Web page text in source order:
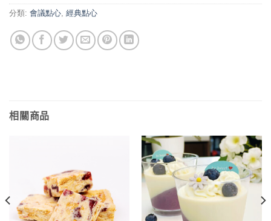
分類: 會議點心, 經典點心
相關商品